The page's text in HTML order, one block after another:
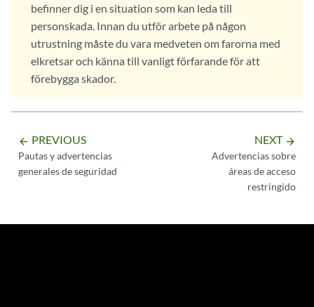
befinner dig i en situation som kan leda till
personskada. Innan du utför arbete på någon
utrustning måste du vara medveten om farorna med
elkretsar och känna till vanligt förfarande för att
förebygga skador.
arrow_backward PREVIOUS
Pautas y advertencias
generales de seguridad
NEXT arrow_forward
Advertencias sobre
áreas de acceso
restringido